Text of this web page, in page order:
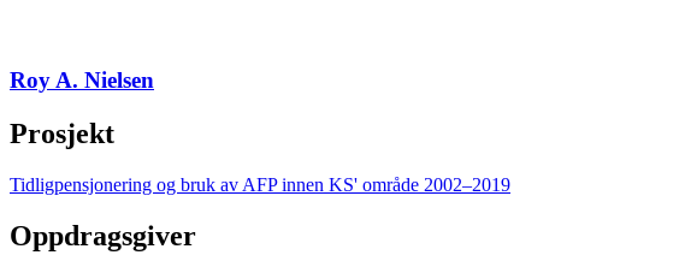
Roy A. Nielsen
Prosjekt
Tidligpensjonering og bruk av AFP innen KS' område 2002–2019
Oppdragsgiver